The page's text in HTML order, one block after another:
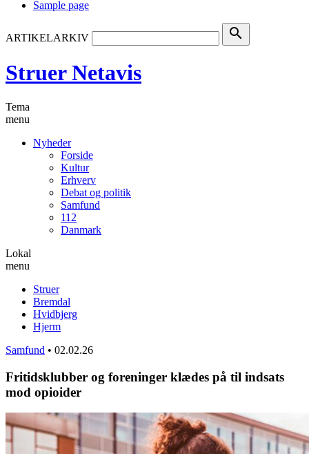
Sample page
ARTIKELARKIV search
Struer Netavis
Tema
menu
Nyheder
Forside
Kultur
Erhverv
Debat og politik
Samfund
112
Danmark
Lokal
menu
Struer
Bremdal
Hvidbjerg
Hjerm
Samfund • 02.02.26
Fritidsklubber og foreninger klædes på til indsats
mod opioider